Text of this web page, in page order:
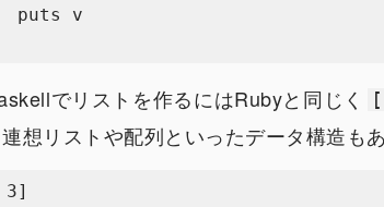
でリストを作るにはRubyと同じく
想リストや配列といったデータ構造も